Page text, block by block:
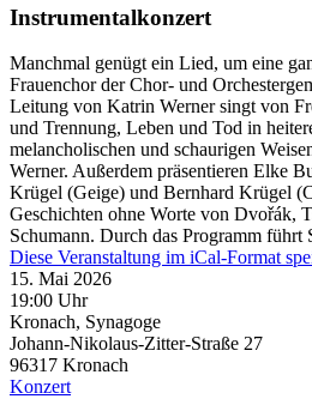
Instrumentalkonzert
Manchmal genügt ein Lied, um eine
Frauenchor der Chor- und
Leitung von Katrin Werner singt von
und Trennung, Leben und Tod in
melancholischen und schaurigen
Werner. Außerdem präsentieren Elke
Krügel (Geige) und Bernhard Krügel
Geschichten ohne Worte von Dvořák,
Schumann. Durch das Programm führt
Diese Veranstaltung im iCal-Format
15. Mai 2026
19:00 Uhr
Kronach, Synagoge
Johann-Nikolaus-Zitter-Straße 27
96317 Kronach
Konzert